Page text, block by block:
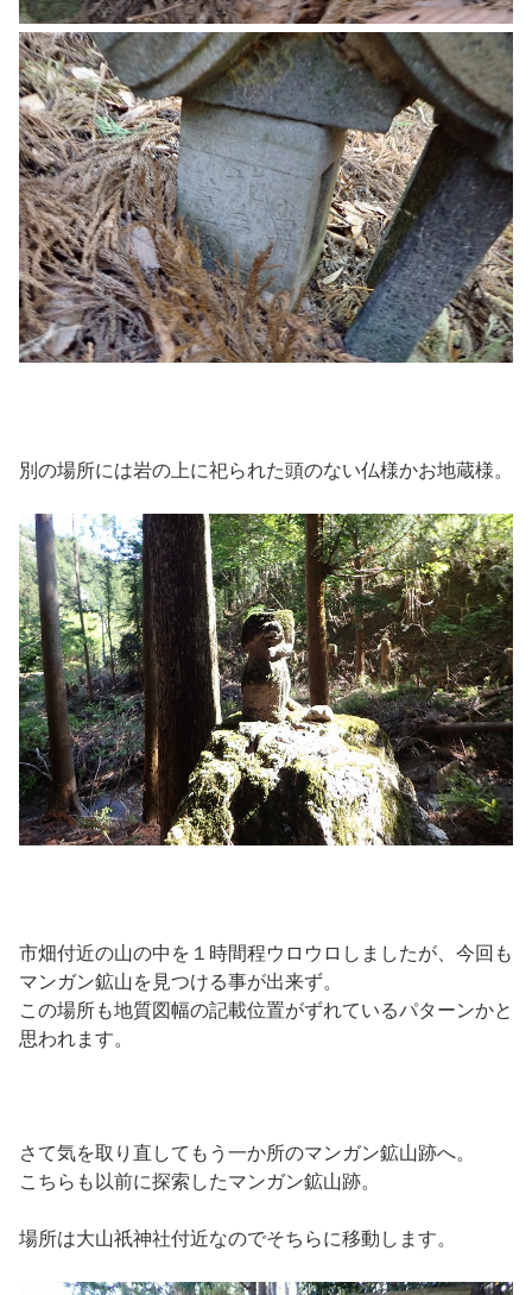
別の場所には岩の上に祀られた頭のない仏様かお地蔵様。
市畑付近の山の中を１時間程ウロウロしましたが、今回も
マンガン鉱山を見つける事が出来ず。
この場所も地質図幅の記載位置がずれているパターンかと
思われます。
さて気を取り直してもう一か所のマンガン鉱山跡へ。
こちらも以前に探索したマンガン鉱山跡。
場所は大山祇神社付近なのでそちらに移動します。